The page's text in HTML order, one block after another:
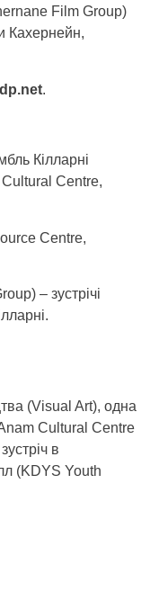
Film Group)
Кахернейн,
.
Кілларні
Centre,
Centre,
– зустрічі
(Visual Art), одна
Anam Cultural Centre
в
(KDYS Youth